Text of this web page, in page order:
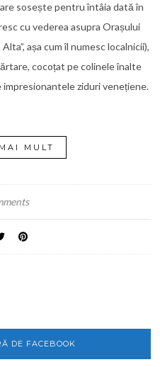
sosește pentru întâia dată în
cu vederea asupra Orașului
așa cum îl numesc localnicii),
cocoțat pe colinele înalte
ziduri venețiene.
MULT
DE FACEBOOK